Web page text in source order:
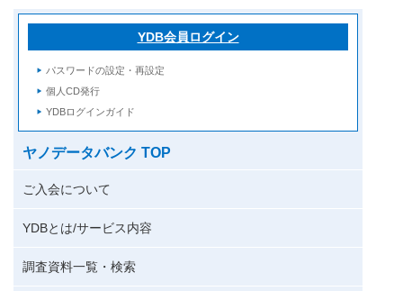
YDB会員ログイン
パスワードの設定・再設定
個人CD発行
YDBログインガイド
ヤノデータバンク TOP
ご入会について
YDBとは/サービス内容
調査資料一覧・検索